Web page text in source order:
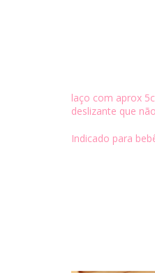
laço com aprox
deslizante que
Indicado para